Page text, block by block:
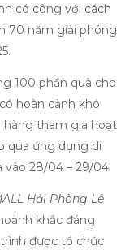
có công với cách
70 năm giải phóng
100 phần quà cho
hoàn cảnh khó
hàng tham gia hoạt
qua ứng dụng di
vào 28/04 – 29/04.
Hải Phòng Lê
khắc đáng
được tổ chức